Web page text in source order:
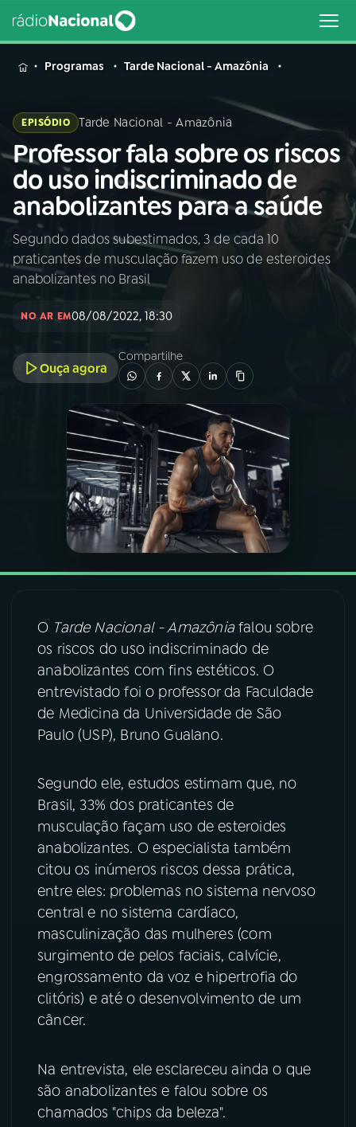
MENU
Buscar
na
Rádio
Nacional
Buscar
AO VIVO
PROGRAMAS
PODCASTS
VIDEOCASTS
08 FESTIVAL DE MÚSICA
ACOMPANHE A RÁDIO NACIONAL
YouTube Facebook
Instagram X
TikTok
Programas Tarde Nacional - Amazônia
EPISÓDIO Tarde Nacional - Amazônia
Professor fala sobre os riscos
do uso indiscriminado de
anabolizantes para a saúde
Segundo dados subestimados, 3 de cada 10
praticantes de musculação fazem uso de esteroides
anabolizantes no Brasil
NO AR EM08/08/2022, 18:30
Ouça agora
Compartilhe
O Tarde Nacional - Amazôniafalou sobre
os riscos do uso indiscriminado de
anabolizantes com fins estéticos. O
entrevistado foi o professor da Faculdade
de Medicina da Universidade de São
Paulo (USP), Bruno Gualano.
Segundo ele, estudos estimam que, no
Brasil, 33% dos praticantes de
musculação façam uso de esteroides
anabolizantes. O especialista também
citou os inúmeros riscos dessa prática,
entre eles: problemas no sistema nervoso
central e no sistema cardíaco,
masculinização das mulheres (com
surgimento de pelos faciais, calvície,
engrossamento da voz e hipertrofia do
clitóris) e até o desenvolvimento de um
câncer.
Na entrevista, ele esclareceu ainda o que
são anabolizantes e falou sobre os
chamados "chips da beleza".